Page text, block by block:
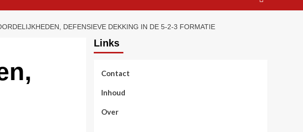
DEFENSIEVE DEKKING IN DE 5-2-3 FORMATIE
Links
Contact
Inhoud
Over